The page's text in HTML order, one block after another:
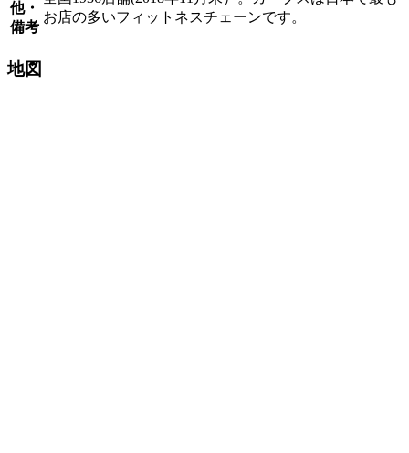
他・
備考
お店の多いフィットネスチェーンです。
地図